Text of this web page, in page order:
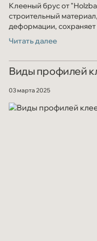
Клееный брус от
строительный
деформации,
течением времени. В
только
Читать далее
Виды профилей
03 марта 2025